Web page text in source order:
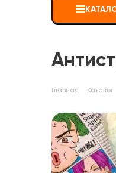
Главная Каталог